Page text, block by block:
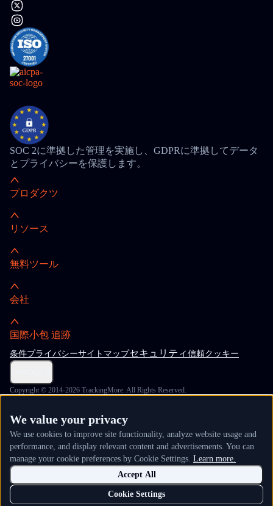
SOC 2に準拠した管理を実施し、GDPRに準拠してデータ
とプライバシーを保護します。
プロダクツ
リソース
無料ツール
会社
国際小包 追跡
条件プライバシーサイトマップセキュリティ 信頼クッキー
Copyright © 2014-2026 TrackingMore. All Rights Reserved.
We value your privacy
We use cookies to improve site functionality, analyze website usage and
performance, and display relevant content and advertisements. You can
manage your cookie preferences by Cookie Settings. Learn more.
Cookie Settings
Accept All